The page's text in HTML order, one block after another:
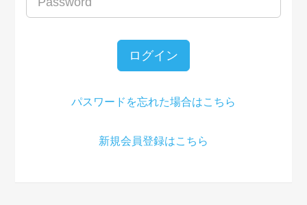
ログイン
パスワードを忘れた場合はこちら
新規会員登録はこちら